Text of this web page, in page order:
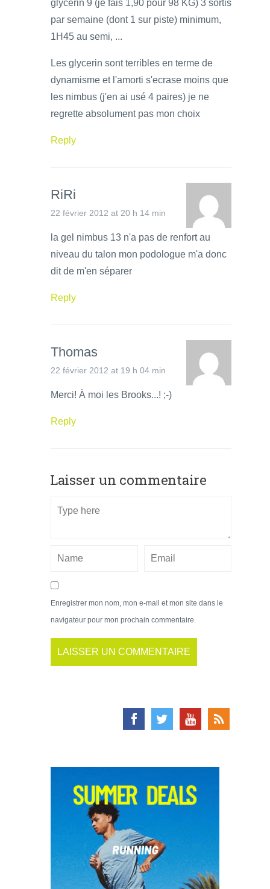
glycerin 9 (je fais 1,90 pour 98 KG) 3 sortis
par semaine (dont 1 sur piste) minimum,
1H45 au semi, ...
Les glycerin sont terribles en terme de
dynamisme et l'amorti s'ecrase moins que
les nimbus (j'en ai usé 4 paires) je ne
regrette absolument pas mon choix
Reply
RiRi
22 février 2012 at 20 h 14 min
la gel nimbus 13 n'a pas de renfort au
niveau du talon mon podologue m'a donc
dit de m'en séparer
Reply
Thomas
22 février 2012 at 19 h 04 min
Merci! À moi les Brooks...! ;-)
Reply
Laisser un commentaire
Enregistrer mon nom, mon e-mail et mon site dans le
navigateur pour mon prochain commentaire.